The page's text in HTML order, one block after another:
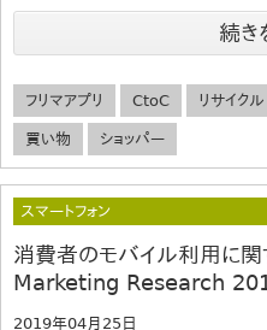
続き
フリマアプリ CtoC リサイクル
買い物 ショッパー
スマートフォン
消費者のモバイル利用に
Marketing Research
2019年04月25日